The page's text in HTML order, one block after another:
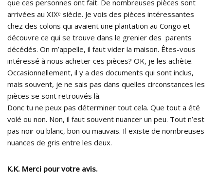
que ces personnes ont fait. De nombreuses pièces sont
arrivées au XIXᵉ siècle. Je vois des pièces intéressantes
chez des colons qui avaient une plantation au Congo et
découvre ce qui se trouve dans le grenier des parents
décédés. On m’appelle, il faut vider la maison. Êtes-vous
intéressé à nous acheter ces pièces? OK, je les achète.
Occasionnellement, il y a des documents qui sont inclus,
mais souvent, je ne sais pas dans quelles circonstances les
pièces se sont retrouvés là.
Donc tu ne peux pas déterminer tout cela. Que tout a été
volé ou non. Non, il faut souvent nuancer un peu. Tout n’est
pas noir ou blanc, bon ou mauvais. Il existe de nombreuses
nuances de gris entre les deux.
K.K. Merci pour votre avis.